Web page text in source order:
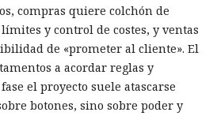
compras quiere colchón de
y control de costes, y ventas
de «prometer al cliente». El
a acordar reglas y
el proyecto suele atascarse
botones, sino sobre poder y